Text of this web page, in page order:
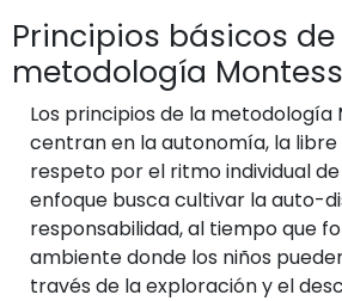
Principios básicos de
metodología
Los principios de la metodología
centran en la autonomía, la
respeto por el ritmo individual
enfoque busca cultivar la auto-
responsabilidad, al tiempo que
ambiente donde los niños
través de la exploración y el